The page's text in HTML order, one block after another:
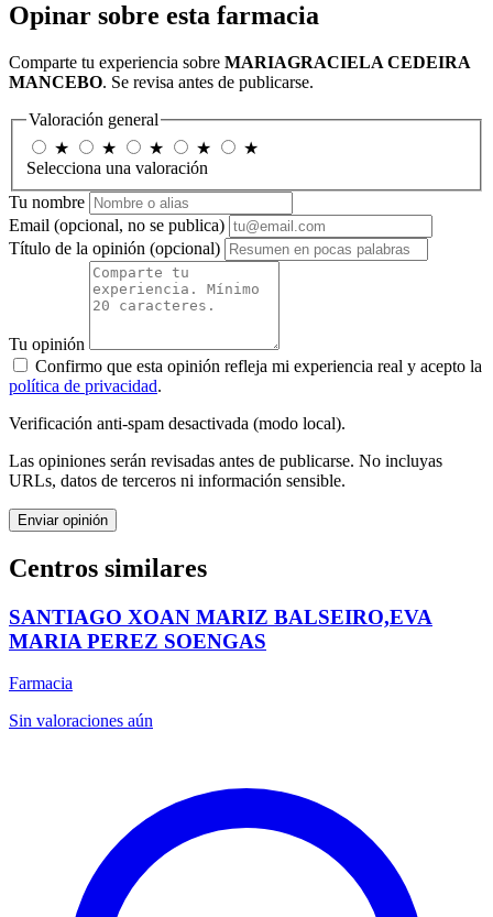
Opinar sobre esta farmacia
Comparte tu experiencia sobre MARIAGRACIELA CEDEIRA
MANCEBO. Se revisa antes de publicarse.
Valoración general
★
★ ★ ★
★
Selecciona una valoración
Tu nombre
Email (opcional, no se publica)
Título de la opinión (opcional)
Tu opinión
Confirmo que esta opinión refleja mi experiencia real y acepto la
política de privacidad.
Verificación anti-spam desactivada (modo local).
Las opiniones serán revisadas antes de publicarse. No incluyas
URLs, datos de terceros ni información sensible.
Enviar opinión
Centros similares
SANTIAGO XOAN MARIZ BALSEIRO,EVA
MARIA PEREZ SOENGAS
Farmacia
Sin valoraciones aún